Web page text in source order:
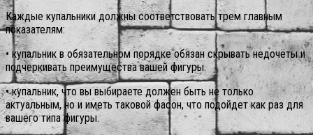
Каждые купальники должны соответствовать трем главным
показателям:
• купальник в обязательном порядке обязан скрывать недочёты и
подчеркивать преимущества вашей фигуры.
• купальник, что вы выбираете должен быть не только
актуальным, но и иметь таковой фасон, что подойдет как раз для
вашего типа фигуры.